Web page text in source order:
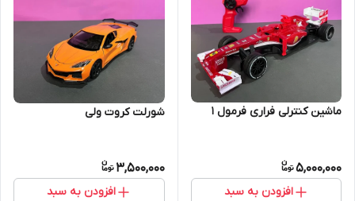
ماشین کنترلی فراری فرمول ۱
5,000,000
افزودن به سبد
شورلت کروت ولی
3,500,000
افزودن به سبد